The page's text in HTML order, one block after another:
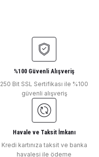
%100 Güvenli Alışveriş
250 Bit SSL Sertifikası ile %100
güvenli alışveriş
Havale ve Taksit İmkanı
Kredi kartınıza taksit ve banka
havalesi ile ödeme